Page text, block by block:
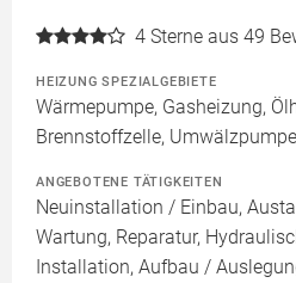
4 Sterne aus 49
HEIZUNG SPEZIALGEBIETE
Wärmepumpe, Gasheizung,
Brennstoffzelle, Umwälzpumpe
ANGEBOTENE TÄTIGKEITEN
Neuinstallation / Einbau,
Wartung, Reparatur,
Installation, Aufbau /